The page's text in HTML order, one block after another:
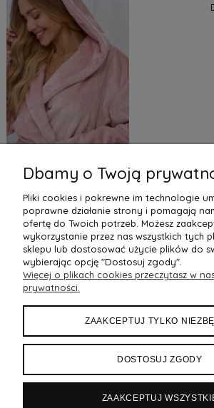
« 1 2 3 4 5 ...
POMOC
MOJE KONTO
PŁATNOŚCI I
Dbamy o Twoją
Pliki cookies i pokrewne im technologie
poprawne działanie strony i pomagają
ofertę do Twoich potrzeb. Możesz
wykorzystanie przez nas wszystkich tych
sklepu lub dostosować użycie plików do
wybierając opcję "Dostosuj zgody".
Więcej o plikach cookies przeczytasz w
prywatności.
ZAAKCEPTUJ TYLKO
DOSTOSUJ ZGODY
ZAAKCEPTUJ